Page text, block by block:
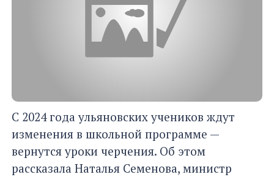
С 2024 года ульяновских учеников ждут
изменения в школьной программе —
вернутся уроки черчения. Об этом
рассказала Наталья Семенова, министр